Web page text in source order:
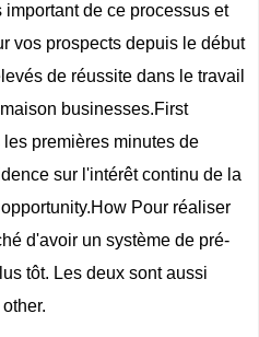
de ce processus et
vos prospects depuis le début
de réussite dans le travail
businesses.First
premières minutes de
sur l'intérêt continu de la
Pour réaliser
d'avoir un système de pré-
tôt. Les deux sont aussi